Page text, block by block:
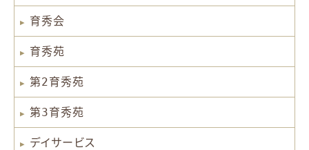
育秀会
育秀苑
第2育秀苑
第3育秀苑
デイサービス